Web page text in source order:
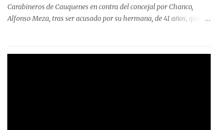
Carabineros de Cauquenes en contra del concejal por Chanco,
Alfonso Meza, tras ser acusado por su hermana, de 41 años, quien
relató que los hechos ocurrieron cerca de las 11:30 horas en el